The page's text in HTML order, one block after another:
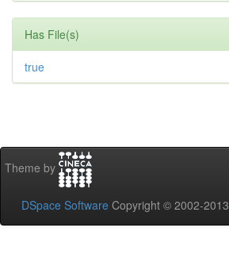
Has File(s)
true
Theme by
DSpace Software Copyright © 2002-2013